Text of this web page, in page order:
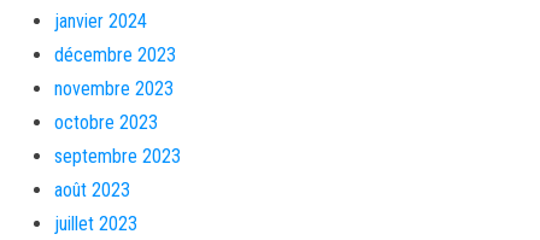
janvier 2024
décembre 2023
novembre 2023
octobre 2023
septembre 2023
août 2023
juillet 2023